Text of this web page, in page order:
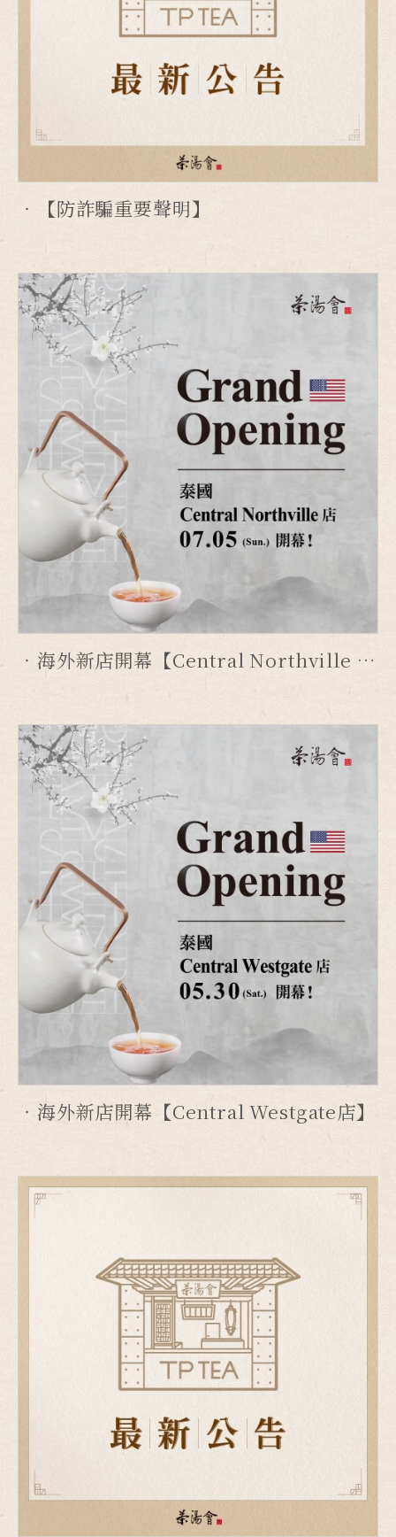
【防詐騙重要聲明】
海外新店開幕【Central Northville 店】
海外新店開幕【Central Westgate店】